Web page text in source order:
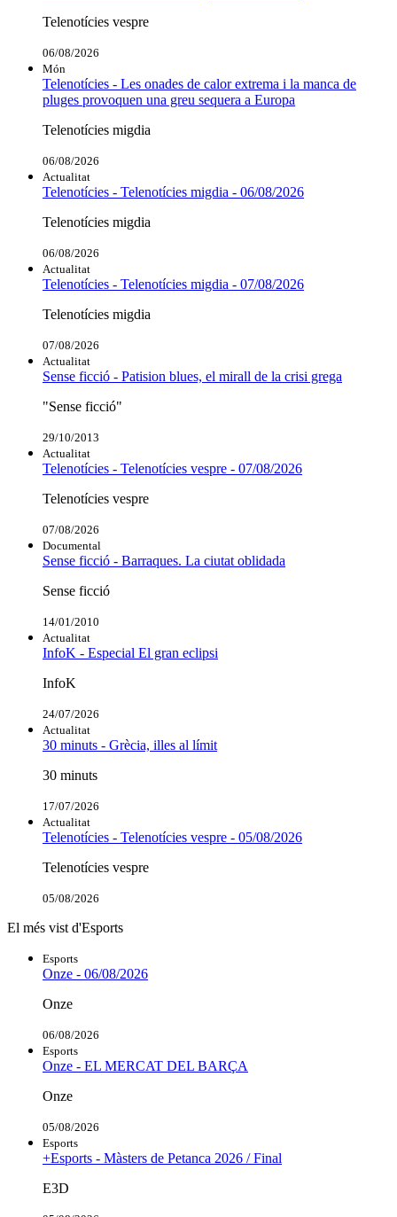
Telenotícies vespre
06/08/2026
Món
Telenotícies - Les onades de calor extrema i la manca de
pluges provoquen una greu sequera a Europa
Telenotícies migdia
06/08/2026
Actualitat
Telenotícies - Telenotícies migdia - 06/08/2026
Telenotícies migdia
06/08/2026
Actualitat
Telenotícies - Telenotícies migdia - 07/08/2026
Telenotícies migdia
07/08/2026
Actualitat
Sense ficció - Patision blues, el mirall de la crisi grega
"Sense ficció"
29/10/2013
Actualitat
Telenotícies - Telenotícies vespre - 07/08/2026
Telenotícies vespre
07/08/2026
Documental
Sense ficció - Barraques. La ciutat oblidada
Sense ficció
14/01/2010
Actualitat
InfoK - Especial El gran eclipsi
InfoK
24/07/2026
Actualitat
30 minuts - Grècia, illes al límit
30 minuts
17/07/2026
Actualitat
Telenotícies - Telenotícies vespre - 05/08/2026
Telenotícies vespre
05/08/2026
El més vist d'Esports
Esports
Onze - 06/08/2026
Onze
06/08/2026
Esports
Onze - EL MERCAT DEL BARÇA
Onze
05/08/2026
Esports
+Esports - Màsters de Petanca 2026 / Final
E3D